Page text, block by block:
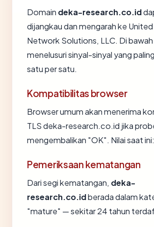
Domain deka-research.co.id
dijangkau dan mengarah ke
Network Solutions, LLC. Di
menelusuri sinyal-sinyal yang
satu per satu.
Kompatibilitas browser
Browser umum akan menerima
TLS deka-research.co.id jika
mengembalikan "OK". Nilai saat
Pemeriksaan kematangan
Dari segi kematangan, deka-
research.co.idberada dalam
"mature" — sekitar 24 tahun